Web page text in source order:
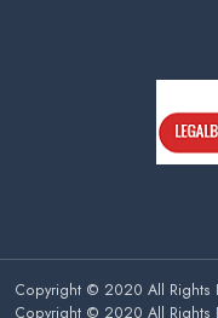
Copyright © 2020 All Rights
Copyright © 2020 All Rights